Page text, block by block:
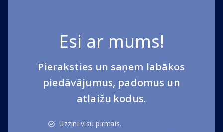
Esi ar mums!
Pieraksties un saņem labākos
piedāvājumus, padomus un
atlaižu kodus.
Uzzini visu pirmais.